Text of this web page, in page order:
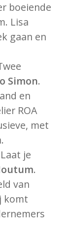
boeiende
Lisa
gaan en
Simon.
en
ROA
met
Laat je
.
van
komt